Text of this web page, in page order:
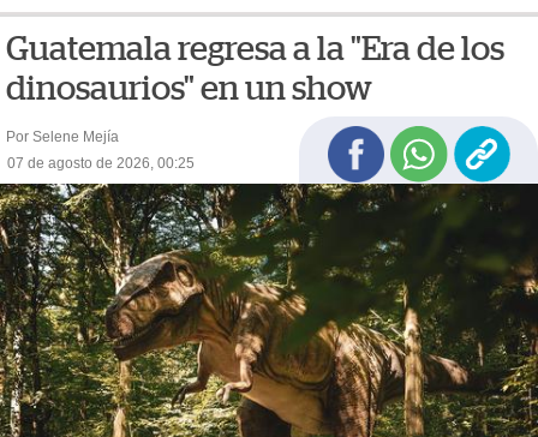
Guatemala regresa a la "Era de los
dinosaurios" en un show
Por Selene Mejía
07 de agosto de 2026, 00:25